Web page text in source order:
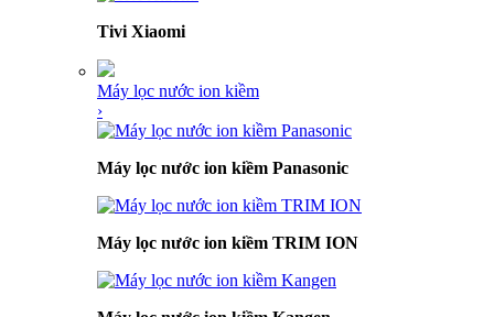
Tivi Xiaomi
Máy lọc nước ion kiềm
›
Máy lọc nước ion kiềm Panasonic
Máy lọc nước ion kiềm TRIM ION